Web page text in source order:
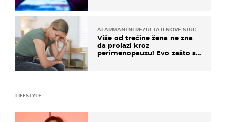
ALARMANTNI REZULTATI NOVE STUDIJE
Više od trećine žena ne zna
da prolazi kroz
perimenopauzu! Evo zašto su
LIFESTYLE